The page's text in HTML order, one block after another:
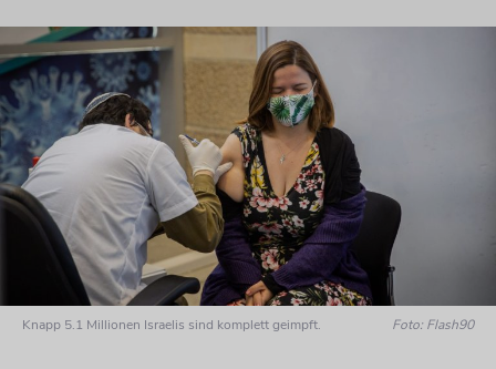
Knapp 5.1 Millionen Israelis sind komplett geimpft. Foto: Flash90